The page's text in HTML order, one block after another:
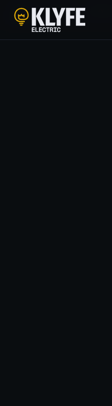
Klyfe Electric
HOME / SOLUÇÕES /
REDE